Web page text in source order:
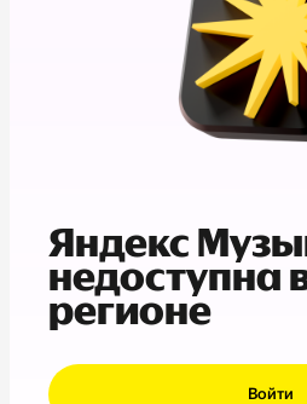
Яндекс
недоступна
регионе
Войти